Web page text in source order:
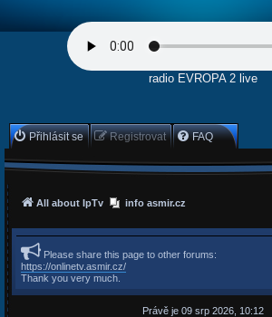
radio EVROPA 2 live
Přihlásit se Registrovat FAQ
All about IpTv info asmir.cz
Please share this page to other forums:
https://onlinetv.asmir.cz/
Thank you very much.
Právě je 09 srp 2026, 10:12